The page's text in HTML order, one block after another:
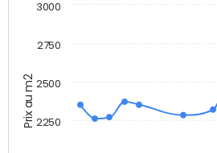
Prix au m2 2250
2500
2750
3000